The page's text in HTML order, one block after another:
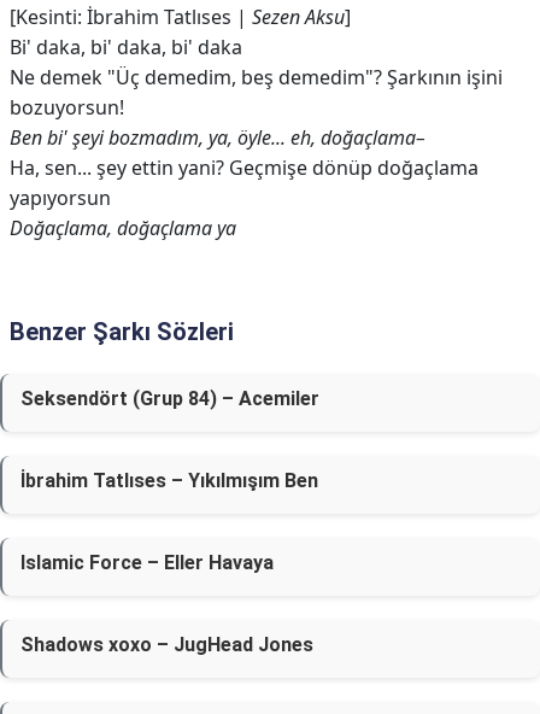
[Kesinti: İbrahim Tatlıses | Sezen Aksu]
Bi' daka, bi' daka, bi' daka
Ne demеk "Üç demedim, beş dеmedim"? Şarkının işini
bozuyorsun!
Ben bi' şeyi bozmadım, ya, öyle... eh, doğaçlama–
Ha, sen... şey ettin yani? Geçmişe dönüp doğaçlama
yapıyorsun
Doğaçlama, doğaçlama ya
Benzer Şarkı Sözleri
Seksendört (Grup 84) – Acemiler
İbrahim Tatlıses – Yıkılmışım Ben
Islamic Force – Eller Havaya
Shadows xoxo – JugHead Jones